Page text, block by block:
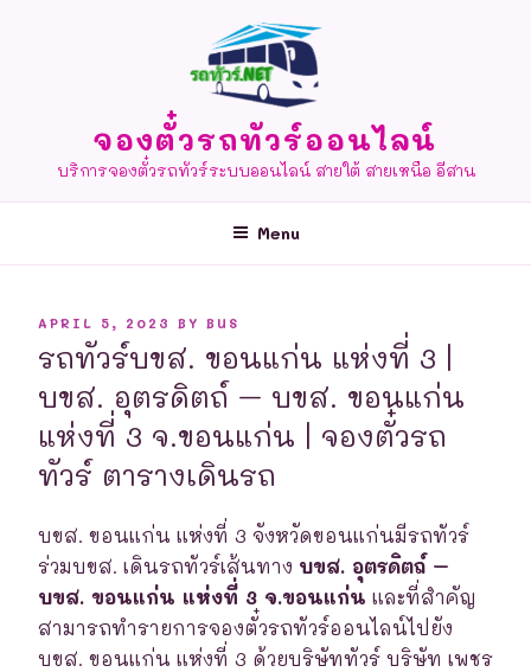
จองตั๋วรถทัวร์ออนไลน์
บริการจองตั๋วรถทัวร์ระบบออนไลน์ สายใต้ สายเหนือ อีสาน
Menu
POSTED
APRIL 5, 2023 BY BUS
รถทัวร์บขส. ขอนแก่น แห่งที่ 3 |
บขส. อุตรดิตถ์ – บขส. ขอนแก่น
แห่งที่ 3 จ.ขอนแก่น | จองตั๋วรถ
ทัวร์ ตารางเดินรถ
บขส. ขอนแก่น แห่งที่ 3 จังหวัดขอนแก่นมีรถทัวร์
ร่วมบขส. เดินรถทัวร์เส้นทาง บขส. อุตรดิตถ์ –
บขส. ขอนแก่น แห่งที่ 3 จ.ขอนแก่น และที่สำคัญ
สามารถทำรายการจองตั๋วรถทัวร์ออนไลน์ไปยัง
บขส. ขอนแก่น แห่งที่ 3 ด้วยบริษัททัวร์ บริษัท เพชร